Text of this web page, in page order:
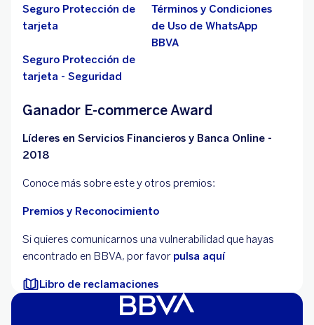
Seguro Protección de
tarjeta
Términos y Condiciones
de Uso de WhatsApp
BBVA
Seguro Protección de
tarjeta - Seguridad
Ganador E-commerce Award
Líderes en Servicios Financieros y Banca Online -
2018
Conoce más sobre este y otros premios:
Premios y Reconocimiento
Si quieres comunicarnos una vulnerabilidad que hayas
encontrado en BBVA, por favor pulsa aquí
Libro de reclamaciones